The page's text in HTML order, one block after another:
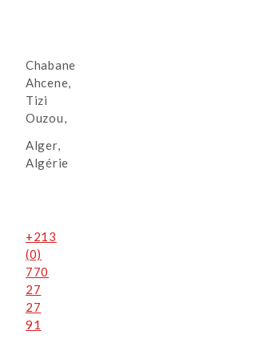
Chabane
Ahcene,
Tizi
Ouzou,
Alger,
Algérie
+213
(0)
770
27
27
91